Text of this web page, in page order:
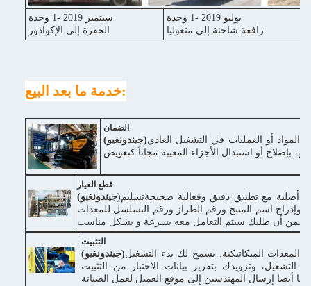
سبتمبر 2019 -1 وحدة
الحفرة إلى الإكوادور
يوليو 2019 -1 وحدة
رافعة شاحنة إلى منغوليا
خدمة ما بعد البيع:
الضمان
(جيندونغيو)حالة وجود عيوب في المواد أو العمليات في التشغيل العادي
قطع الغيار
(جيندونغيو)أصلية مع تطبيق دقيق وفعالية صحيحةتسليم
وإدراج اسم المنتج ورقم الطراز ورقم التسلسل للمعدات
التثبيت
(جيندونغيو)المعدات الميكانيكية. يسمح لك بدء التشغيل
التشغيل، وتزويدك بتقرير بيانات الاختبار من التثبيت
أيضا إرسال المهندسين إلى موقع العميل لعمل الصيانة